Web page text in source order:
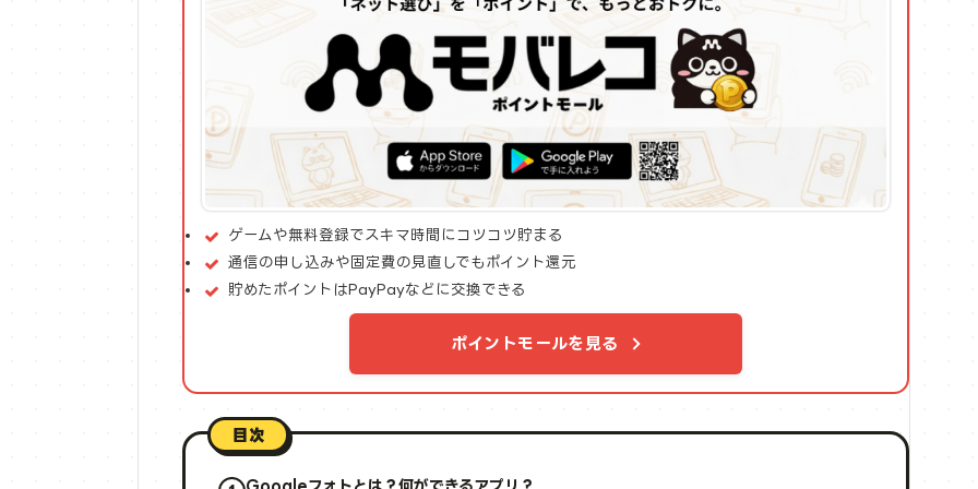
ゲームや無料登録でスキマ時間にコツコツ貯まる
通信の申し込みや固定費の見直しでもポイント還元
貯めたポイントはPayPayなどに交換できる
ポイントモールを見る
目次
Googleフォトとは？何ができるアプリ？